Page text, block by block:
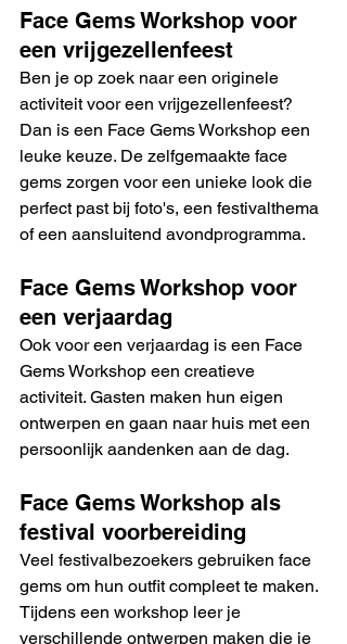
Face Gems Workshop voor
een vrijgezellenfeest
Ben je op zoek naar een originele
activiteit voor een vrijgezellenfeest?
Dan is een Face Gems Workshop een
leuke keuze. De zelfgemaakte face
gems zorgen voor een unieke look die
perfect past bij foto's, een festivalthema
of een aansluitend avondprogramma.
Face Gems Workshop voor
een verjaardag
Ook voor een verjaardag is een Face
Gems Workshop een creatieve
activiteit. Gasten maken hun eigen
ontwerpen en gaan naar huis met een
persoonlijk aandenken aan de dag.
Face Gems Workshop als
festival voorbereiding
Veel festivalbezoekers gebruiken face
gems om hun outfit compleet te maken.
Tijdens een workshop leer je
verschillende ontwerpen maken die je